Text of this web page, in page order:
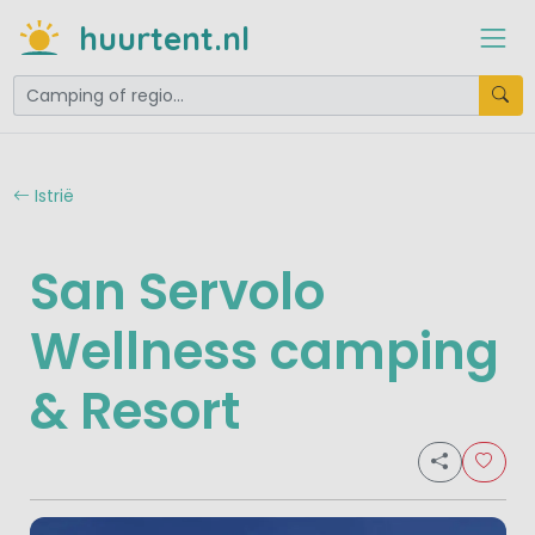
huurtent.nl
Istrië
San Servolo
Wellness camping
& Resort